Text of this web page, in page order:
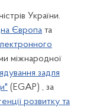
України.
Європа та
міжнародної
задля
(EGAP) , за
розвитку та